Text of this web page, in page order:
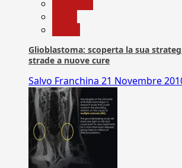
Glioblastoma: scoperta la sua
strade a nuove cure
Salvo Franchina 21 Novembre